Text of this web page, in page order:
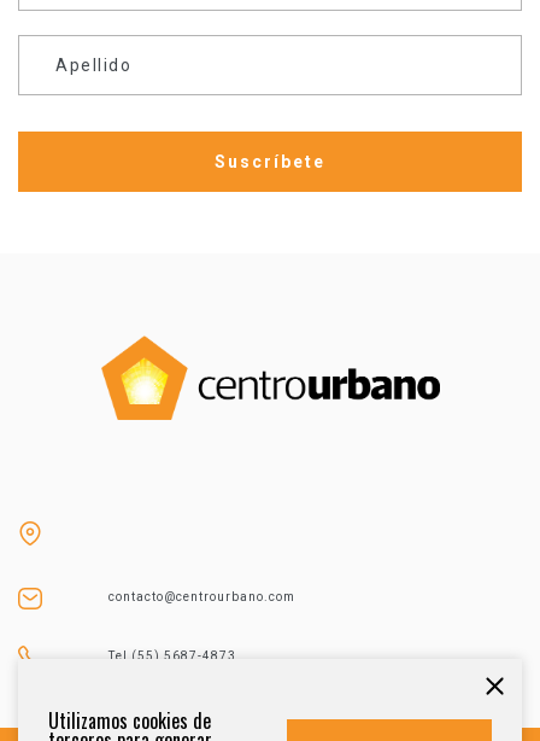
Apellido
contacto@centrourbano.com
Tel (55) 5687-4873
Utilizamos cookies de